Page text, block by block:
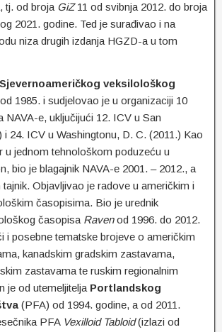
tj. od broja GiZ11 od svibnja 2012. do broja
2021. godine. Ted je surađivao i na
niza drugih izdanja HGZD-a u tom
Sjevernoameričkog veksilološkog
1985. i sudjelovao je u organizaciji 10
NAVA-e, uključijući 12. ICV u San
i 24. ICV u Washingtonu, D. C. (2011.) Kao
u jednom tehnološkom poduzeću u
bio je blagajnik NAVA-e 2001. – 2012., a
tajnik. Objavljivao je radove u američkim i
časopisima. Bio je urednik
časopisa Ravenod 1996. do 2012.
i posebne tematske brojeve o američkim
kanadskim gradskim zastavama,
zastavama te ruskim regionalnim
je od utemeljitelja Portlandskog
(PFA) od 1994. godine, a od 2011.
PFA Vexilloid Tabloid(izlazi od